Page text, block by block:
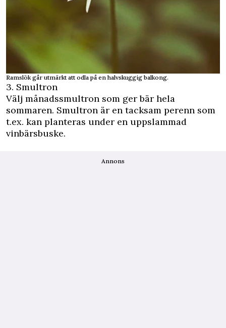
Ramslök går utmärkt att odla på en halvskuggig balkong.
3. Smultron
Välj månadssmultron som ger bär hela
sommaren. Smultron är en tacksam perenn som
t.ex. kan planteras under en uppslammad
vinbärsbuske.
Annons